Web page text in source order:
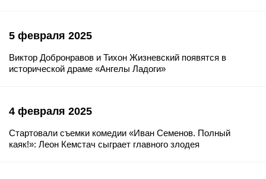
5 февраля 2025
Виктор Добронравов и Тихон Жизневский появятся в
исторической драме «Ангелы Ладоги»
4 февраля 2025
Стартовали съемки комедии «Иван Семенов. Полный
каяк!»: Леон Кемстач сыграет главного злодея